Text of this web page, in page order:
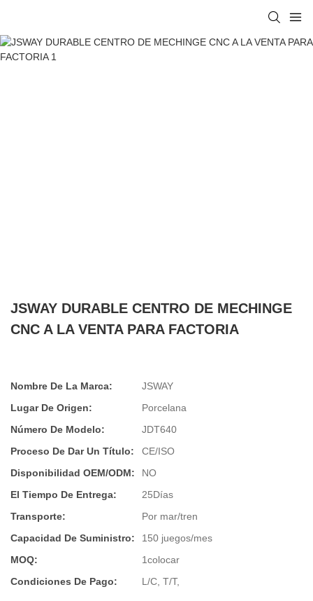
JSWAY DURABLE CENTRO DE MECHINGE
CNC A LA VENTA PARA FACTORIA
Nombre De La Marca:
JSWAY
Lugar De Origen:
Porcelana
Número De Modelo:
JDT640
Proceso De Dar Un Título:
CE/ISO
Disponibilidad OEM/ODM:
NO
El Tiempo De Entrega:
25Días
Transporte:
Por mar/tren
Capacidad De Suministro:
150 juegos/mes
MOQ:
1colocar
Condiciones De Pago:
L/C, T/T,